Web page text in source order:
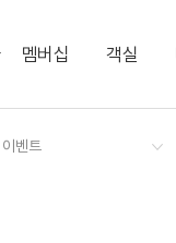
멤버십
켄
객실